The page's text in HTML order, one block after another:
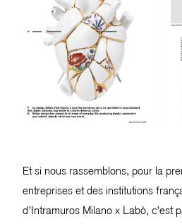
Et si nous rassemblons, pour la
entreprises et des institutions
d’Intramuros Milano x Labò, c’est